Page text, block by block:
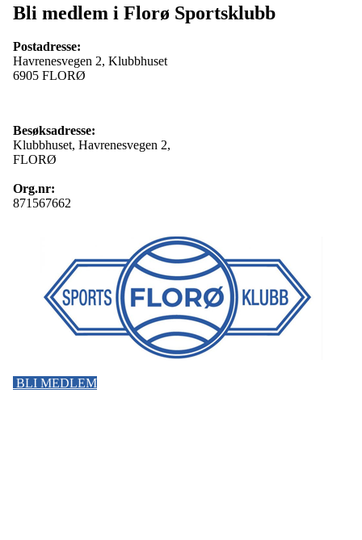
Bli medlem i Florø Sportsklubb
Postadresse:
Havrenesvegen 2, Klubbhuset
6905 FLORØ
Besøksadresse:
Klubbhuset, Havrenesvegen 2,
FLORØ
Org.nr:
871567662
BLI MEDLEM